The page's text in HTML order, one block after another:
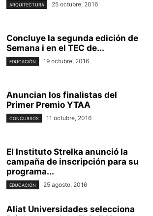
ARQUITECTURA 25 octubre, 2016
Concluye la segunda edición de
Semana i en el TEC de...
EDUCACIÓN 19 octubre, 2016
Anuncian los finalistas del
Primer Premio YTAA
CONCURSOS 11 octubre, 2016
El Instituto Strelka anunció la
campaña de inscripción para su
programa...
EDUCACIÓN 25 agosto, 2016
Aliat Universidades selecciona